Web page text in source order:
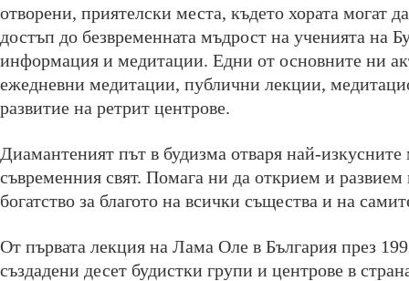
отворени, приятелски места, където хората могат
достъп до безвременната мъдрост на ученията на
информация и медитации. Едни от основните ни
ежедневни медитации, публични лекции,
развитие на ретрит центрове.
Диамантеният път в будизма отваря най-изкусните
съвременния свят. Помага ни да открием и
богатство за благото на всички същества и на
От първата лекция на Лама Оле в България през
създадени десет будистки групи и центрове в